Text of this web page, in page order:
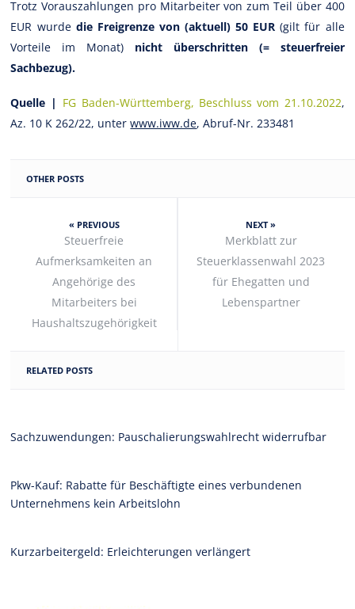
Trotz Vorauszahlungen pro Mitarbeiter von zum Teil über 400
EUR wurde die Freigrenze von (aktuell) 50 EUR (gilt für alle
Vorteile im Monat) nicht überschritten (= steuerfreier
Sachbezug).
Quelle | FG Baden-Württemberg, Beschluss vom 21.10.2022,
Az. 10 K 262/22, unterwww.iww.de, Abruf-Nr. 233481
OTHER POSTS
« PREVIOUS
Steuerfreie
Aufmerksamkeiten an
Angehörige des
Mitarbeiters bei
Haushaltszugehörigkeit
NEXT »
Merkblatt zur
Steuerklassenwahl 2023
für Ehegatten und
Lebenspartner
RELATED POSTS
Sachzuwendungen: Pauschalierungswahlrecht widerrufbar
Pkw-Kauf: Rabatte für Beschäftigte eines verbundenen
Unternehmens kein Arbeitslohn
Kurzarbeitergeld: Erleichterungen verlängert